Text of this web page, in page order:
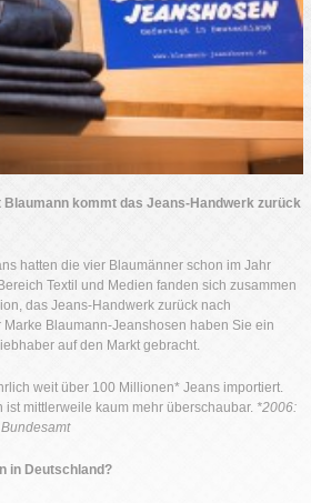
Blaumann kommt das Jeans-Handwerk zurück
hatten die vier Blaumänner schon im Jahr
Textil und Medien fanden sich zusammen
das Jeans-Handwerk zurück nach
Blaumann-Jeanshosen haben Sie ein
auf den Markt gebracht.
weit über 100 Millionen* Jeans importiert.
ist mittlerweile kaum mehr überschaubar. *2006:
in Deutschland?